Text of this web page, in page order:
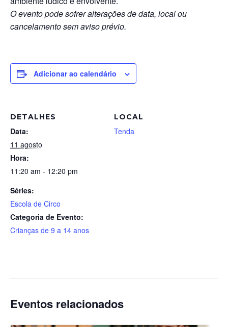
O evento pode sofrer alterações de data, local ou
cancelamento sem aviso prévio.
Adicionar ao calendário
DETALHES
Data:
11 agosto
Hora:
11:20 am - 12:20 pm
Séries:
Escola de Circo
Categoria de Evento:
Crianças de 9 a 14 anos
LOCAL
Tenda
Eventos relacionados